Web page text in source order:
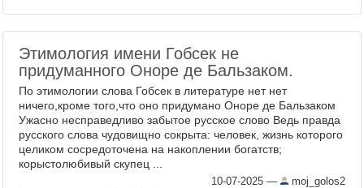
Этимология имени Гобсек не
придуманного Оноре де Бальзаком.
По этимологии слова Гобсек в литературе нет нет
ничего,кроме того,что оно придумано Оноре де Бальзаком
Ужасно несправедливо забытое русское слово Ведь правда
русского слова чудовищно сокрыта: человек, жизнь которого
целиком сосредоточена на накоплении богатств;
корыстолюбивый скупец ...
10-07-2025 — moj_golos2